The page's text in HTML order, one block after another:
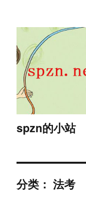
spzn的小站
分类：法考